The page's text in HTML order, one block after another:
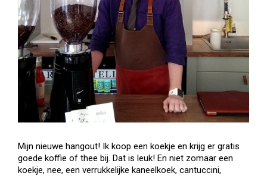
Mijn nieuwe hangout! Ik koop een koekje en krijg er gratis
goede koffie of thee bij. Dat is leuk! En niet zomaar een
koekje, nee, een verrukkelijke kaneelkoek, cantuccini,